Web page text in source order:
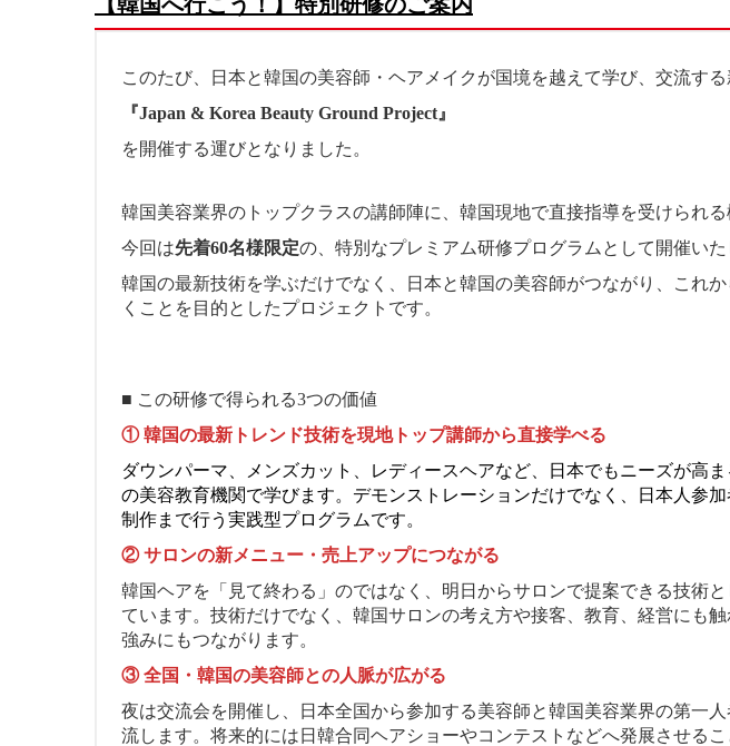
このたび、日本と韓国の美容師・ヘアメイクが国境を越えて学び、交流する
『Japan & Korea Beauty Ground Project』
を開催する運びとなりました。
韓国美容業界のトップクラスの講師陣に、韓国現地で直接指導を受けられる
今回は先着60名様限定の、特別なプレミアム研修プログラムとして開催いた
韓国の最新技術を学ぶだけでなく、日本と韓国の美容師がつながり、これ
くことを目的としたプロジェクトです。
■ この研修で得られる3つの価値
① 韓国の最新トレンド技術を現地トップ講師から直接学べる
ダウンパーマ、メンズカット、レディースヘアなど、日本でもニーズが高
の美容教育機関で学びます。デモンストレーションだけでなく、日本人参
制作まで行う実践型プログラムです。
② サロンの新メニュー・売上アップにつながる
韓国ヘアを「見て終わる」のではなく、明日からサロンで提案できる技術
ています。技術だけでなく、韓国サロンの考え方や接客、教育、経営にも
強みにもつながります。
③ 全国・韓国の美容師との人脈が広がる
夜は交流会を開催し、日本全国から参加する美容師と韓国美容業界の第一
流します。将来的には日韓合同ヘアショーやコンテストなどへ発展させる